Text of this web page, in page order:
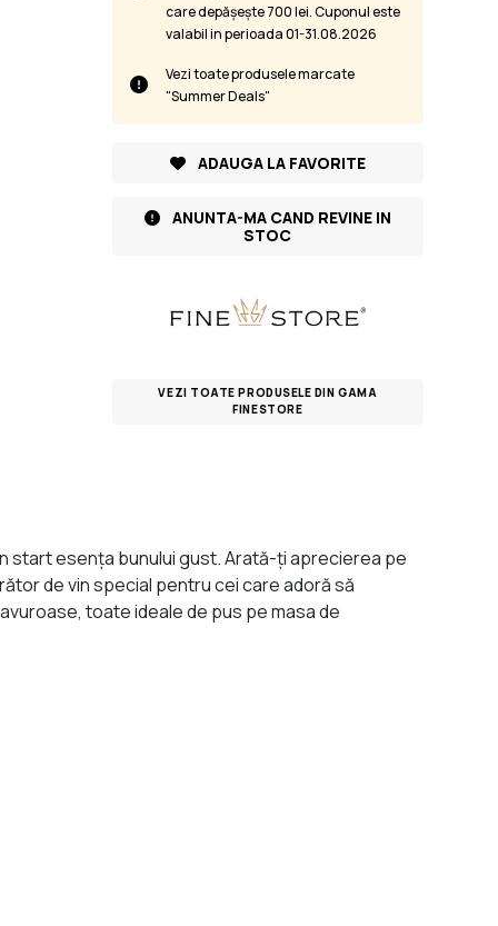
care depășește 700 lei. Cuponul este
valabil in perioada 01-31.08.2026
Vezi toate produsele marcate
"Summer Deals"
ADAUGA LA FAVORITE
ANUNTA-MA CAND REVINE IN
STOC
VEZI TOATE PRODUSELE DIN GAMA
FINESTORE
start esenţa bunului gust. Arată-ți aprecierea pe
de vin special pentru cei care adoră să
toate ideale de pus pe masa de